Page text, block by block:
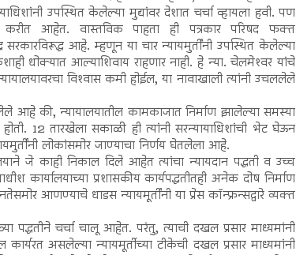
उपस्थित केलेल्या मुद्यांवर देशात चर्चा व्हायला हवी. पण
करीत आहेत. वास्तविक पाहता ही पत्रकार परिषद फक्त
सरकारविरूद्ध आहे. म्हणून या चार न्यायमुर्तींनी उपस्थित केलेल्या
धोक्यात आल्याशिवाय राहणार नाही. हे न्या. चेलमेश्‍वर यांचे
विश्‍वास कमी होईल, या नावाखाली त्यांनी उचललेले
आहे की, न्यायालयातील कामकाजात निर्माण झालेल्या समस्या
होती. 12 तारखेला सकाळी ही त्यांनी सरन्यायाधिशांची भेट घेऊन
लोकांसमोर जाण्याचा निर्णय घेतलेला आहे.
जे काही निकाल दिले आहेत त्यांचा न्यायदान पद्धती व उच्च
कार्यालयाच्या प्रशासकीय कार्यपद्धतीतही अनेक दोष निर्माण
आणण्याचे धाडस न्यायमूर्तींनी या प्रेस कॉन्फ्रन्सद्वारे व्यक्त
पद्धतीने चर्चा चालू आहेत. परंतु, त्याची दखल प्रसार माध्यमांनी
असलेल्या न्यायमूर्तीच्या टीकेची दखल प्रसार माध्यमांनी